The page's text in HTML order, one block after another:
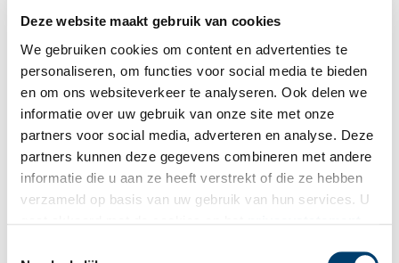
Deze website maakt gebruik van cookies
We gebruiken cookies om content en advertenties te
personaliseren, om functies voor social media te bieden
en om ons websiteverkeer te analyseren. Ook delen we
informatie over uw gebruik van onze site met onze
partners voor social media, adverteren en analyse. Deze
partners kunnen deze gegevens combineren met andere
informatie die u aan ze heeft verstrekt of die ze hebben
verzameld op basis van uw gebruik van hun services. U
T. Marx – Van Ankum, Buitenplaats Eikenrode was eens een
lustoord, Historische Kring Loosdrecht nr. 19 (1992), pp. 1-15.
C.D.H. Moes, Architectuur als sieraad van de natuur: de
architectuurtekeningen uit het archief van J.D. Zocher jr. (1791-
1870) en L.P. Zocher (1820-1915), 1994.
H.W.M. van der Wyck, De Nederlandse buitenplaats: aspecten van
ontwikkeling, bescherming en herstel (1983), pp. 311, 315.